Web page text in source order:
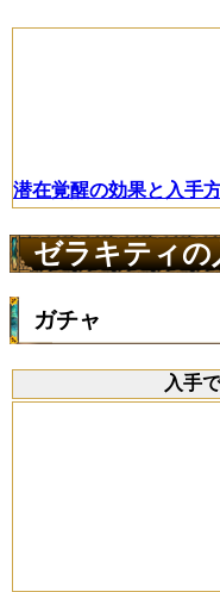
潜在覚醒の効果と入手
ゼラキティの
ガチャ
入手